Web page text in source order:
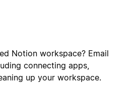
Notion workspace? Email
connecting apps,
up your workspace.